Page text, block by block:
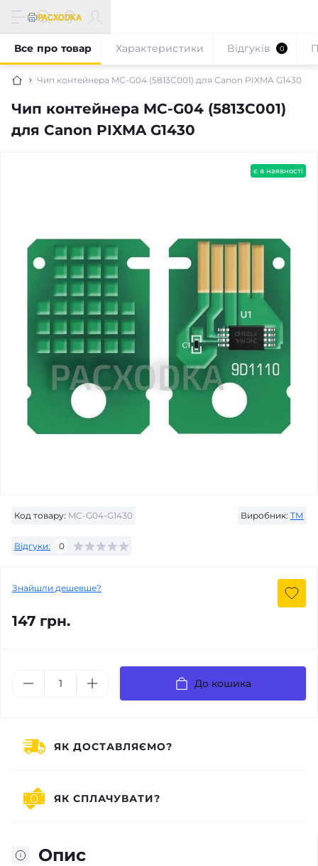
Чип контейнера MC-G04 (5813C001) для Canon PIXMA G1430
Чип контейнера MC-G04 (5813C001)
для Canon PIXMA G1430
Все про товар Характеристики Відгуків 0
є в наявності
Код товару: MC-G04-G1430 Виробник: ТМ
Відгуки: 0
Знайшли дешевше?
147 грн.
До кошика
Опис
ЯК ДОСТАВЛЯЄМО?
ЯК СПЛАЧУВАТИ?